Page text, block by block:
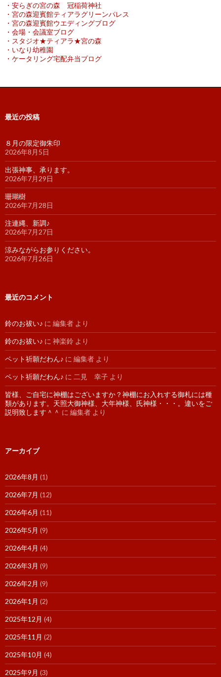
・安らぎの宮の森 冠稲荷神社
・宮の森迎賓館ティアラグリーンパレス
・宮の森迎賓館ウエディングブログ
・会場・会議室ブログ
・スタジオ★ティアラ★宮の森
・いなり幼稚園
・ケータリング宅配弁当ブログ
最近の投稿
８月の限定御朱印
2026年8月5日
出張神事、承ります。
2026年7月29日
珊瑚樹
2026年7月28日
注連縄、新調♪
2026年7月27日
涼みながらお参りください。
2026年7月26日
最近のコメント
鈴のお祓い♪ に 編集者 より
鈴のお祓い♪ に 神楽鈴 より
ペット祈願だわん♪ に 編集者 より
ペット祈願だわん♪ に 二見 幸子 より
皆様、ご自宅に神棚はございますか？神棚にお入れする御札には種
類があります。天照大御神様、大年神様、氏神様・・・。違いをご
説明致します＾＾ に 編集者 より
アーカイブ
2026年8月 (1)
2026年7月 (12)
2026年6月 (11)
2026年5月 (9)
2026年4月 (4)
2026年3月 (9)
2026年2月 (9)
2026年1月 (2)
2025年12月 (4)
2025年11月 (2)
2025年10月 (4)
2025年9月 (3)